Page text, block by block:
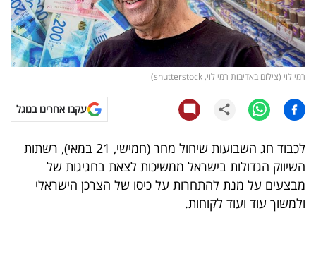
עסקית
קריפטו
ויראלי
טלוויזיה
עסקי
ספורט
קריירה
רמי לוי (צילום באדיבות רמי לוי, shutterstock)
עקבו אחרינו בגוגל
לכבוד חג השבועות שיחול מחר (חמישי, 21 במאי), רשתות
השיווק הגדולות בישראל ממשיכות לצאת בחגיגות של
מבצעים על מנת להתחרות על כיסו של הצרכן הישראלי
ולמשוך עוד ועוד לקוחות.